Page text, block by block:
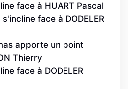
face à HUART Pascal
face à DODELER
apporte un point
Thierry
face à DODELER